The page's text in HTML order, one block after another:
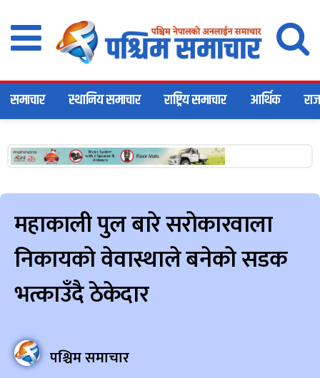
समाचार स्थानिय समाचार राष्ट्रिय समाचार आर्थिक
महाकाली पुल बारे सरोकारवाला
निकायको वेवास्थाले बनेको सडक
भत्काउँदै ठेकेदार
पश्चिम समाचार